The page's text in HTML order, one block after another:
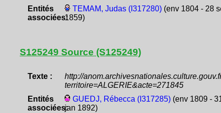
Entités
associées:
TEMAM, Judas (I317280)(env 1804 - 28
1859)
S125249 Source (S125249)
Texte :
http://
territoire=ALGERIE&acte=271845
Entités
associées:
GUEDJ, Rébecca (I317285)(env 1809 -
jan 1892)